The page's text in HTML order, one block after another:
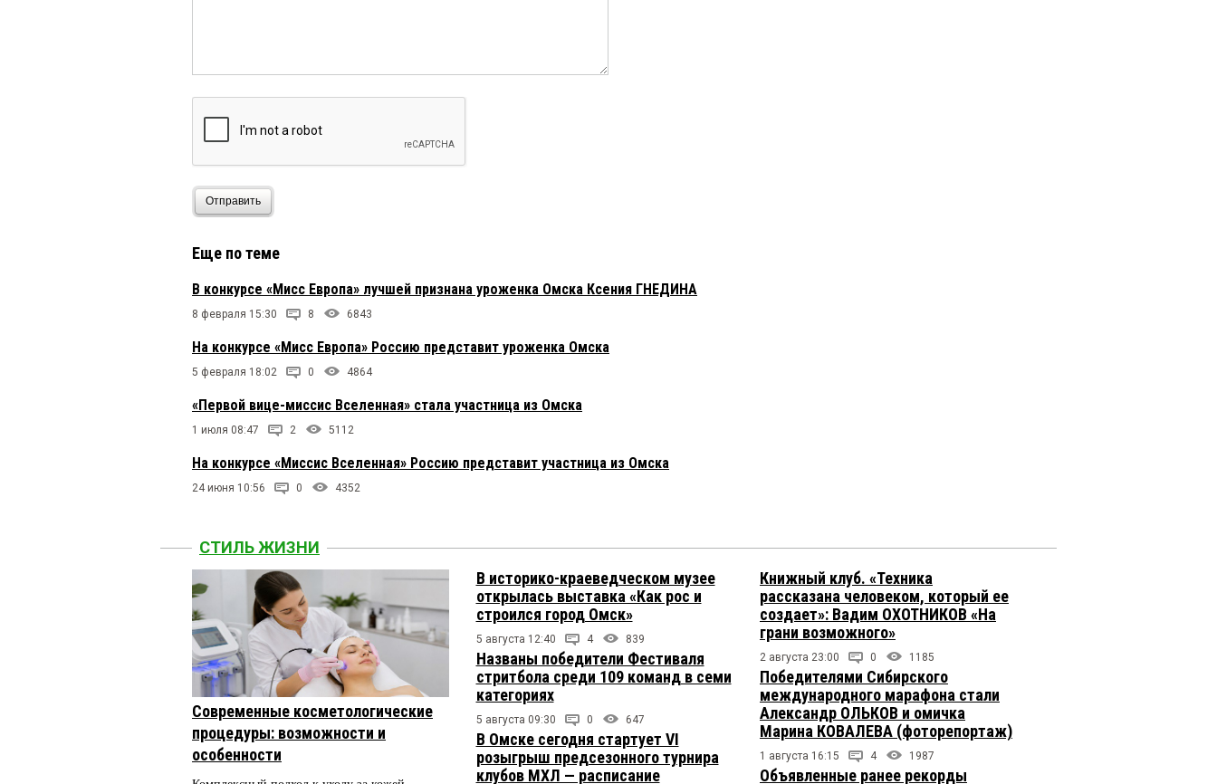
Отправить
Еще по теме
В конкурсе «Мисс Европа» лучшей признана уроженка Омска Ксения ГНЕДИНА
8 февраля 15:30 8 6843
На конкурсе «Мисс Европа» Россию представит уроженка Омска
5 февраля 18:02 0 4864
«Первой вице-миссис Вселенная» стала участница из Омска
1 июля 08:47 2 5112
На конкурсе «Миссис Вселенная» Россию представит участница из Омска
24 июня 10:56 0 4352
СТИЛЬ ЖИЗНИ
Современные косметологические
процедуры: возможности и
особенности
В историко-краеведческом музее
открылась выставка «Как рос и
строился город Омск»
5 августа 12:40 4 839
Названы победители Фестиваля
стритбола среди 109 команд в семи
категориях
5 августа 09:30 0 647
В Омске сегодня стартует VI
розыгрыш предсезонного турнира
клубов МХЛ — расписание
Книжный клуб. «Техника
рассказана человеком, который ее
создает»: Вадим ОХОТНИКОВ «На
грани возможного»
2 августа 23:00 0 1185
Победителями Сибирского
международного марафона стали
Александр ОЛЬКОВ и омичка
Марина КОВАЛЕВА (фоторепортаж)
1 августа 16:15 4 1987
Объявленные ранее рекорды